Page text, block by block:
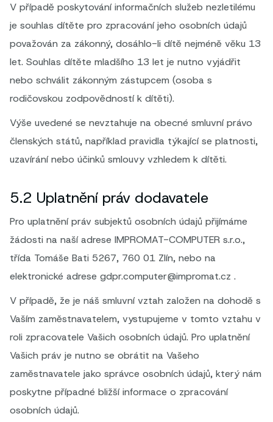
V případě poskytování informačních služeb nezletilému
je souhlas dítěte pro zpracování jeho osobních údajů
považován za zákonný, dosáhlo-li dítě nejméně věku 13
let. Souhlas dítěte mladšího 13 let je nutno vyjádřit
nebo schválit zákonným zástupcem (osoba s
rodičovskou zodpovědností k dítěti).
Výše uvedené se nevztahuje na obecné smluvní právo
členských států, například pravidla týkající se platnosti,
uzavírání nebo účinků smlouvy vzhledem k dítěti.
5.2 Uplatnění práv dodavatele
Pro uplatnění práv subjektů osobních údajů přijímáme
žádosti na naší adrese IMPROMAT-COMPUTER s.r.o.,
třída Tomáše Bati 5267, 760 01 Zlín, nebo na
elektronické adrese gdpr.computer@impromat.cz .
V případě, že je náš smluvní vztah založen na dohodě s
Vaším zaměstnavatelem, vystupujeme v tomto vztahu v
roli zpracovatele Vašich osobních údajů. Pro uplatnění
Vašich práv je nutno se obrátit na Vašeho
zaměstnavatele jako správce osobních údajů, který nám
poskytne případné bližší informace o zpracování
osobních údajů.